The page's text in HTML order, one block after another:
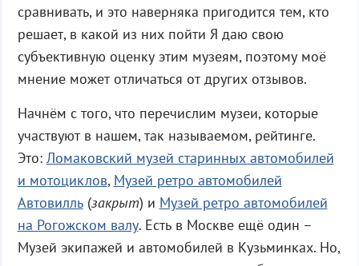
сравнивать, и это наверняка пригодится тем, кто
решает, в какой из них пойти Я даю свою
субъективную оценку этим музеям, поэтому моё
мнение может отличаться от других отзывов.
Начнём с того, что перечислим музеи, которые
участвуют в нашем, так называемом, рейтинге.
Это: Ломаковский музей старинных автомобилей
и мотоциклов, Музей ретро автомобилей
Автовилль(закрыт) и Музей ретро автомобилей
на Рогожском валу. Есть в Москве ещё один –
Музей экипажей и автомобилей в Кузьминках. Но,